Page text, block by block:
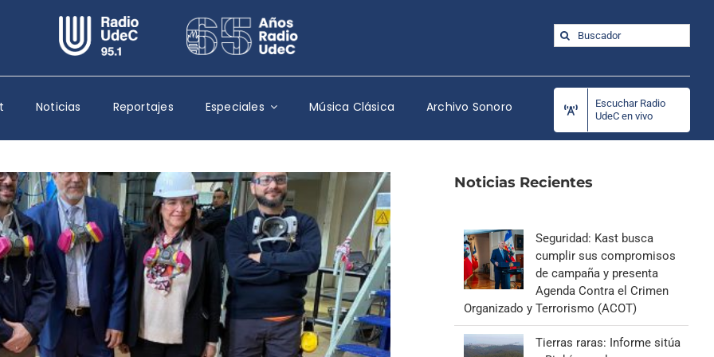
Escuchar Radio UdeC en vivo
Quiénes Somos
Programación
Podcast
Noticias
Reportajes
Columnas
Música Clásica
Especiales
Buscar:
Noticias Reportajes Especiales Música Clásica Archivo Sonoro
Escuchar Radio
UdeC en vivo
Noticias Recientes
Seguridad: Kast busca
cumplir sus compromisos
de campaña y presenta
Agenda Contra el Crimen
Organizado y Terrorismo (ACOT)
Tierras raras: Informe sitúa